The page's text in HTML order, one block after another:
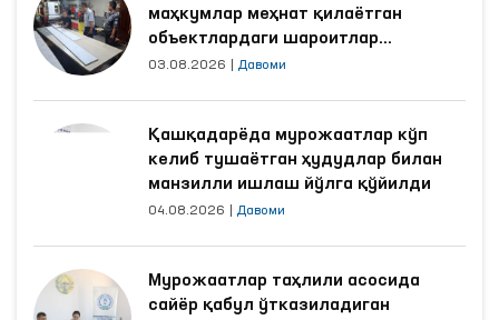
маҳкумлар меҳнат қилаётган
объектлардаги шароитлар
яхшиланди
03.08.2026 Давоми
Қашқадарёда мурожаатлар кўп
келиб тушаётган ҳудудлар билан
манзилли ишлаш йўлга қўйилди
04.08.2026 Давоми
Мурожаатлар таҳлили асосида
сайёр қабул ўтказиладиган